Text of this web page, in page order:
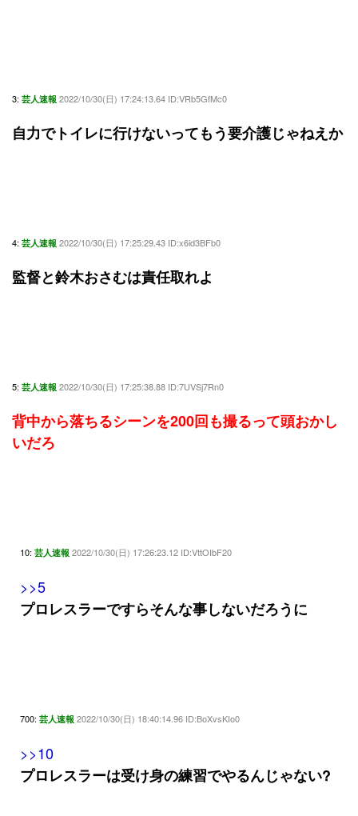
3: 芸人速報 2022/10/30(日) 17:24:13.64 ID:VRb5GfMc0
自力でトイレに行けないってもう要介護じゃねえか
4: 芸人速報 2022/10/30(日) 17:25:29.43 ID:x6id3BFb0
監督と鈴木おさむは責任取れよ
5: 芸人速報 2022/10/30(日) 17:25:38.88 ID:7UVSj7Rn0
背中から落ちるシーンを200回も撮るって頭おかし
いだろ
10: 芸人速報 2022/10/30(日) 17:26:23.12 ID:VttOIbF20
>>5
プロレスラーですらそんな事しないだろうに
700: 芸人速報 2022/10/30(日) 18:40:14.96 ID:BoXvsKIo0
>>10
プロレスラーは受け身の練習でやるんじゃない?